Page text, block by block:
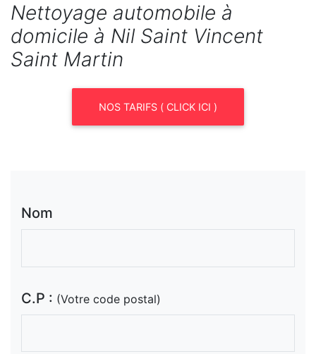
Nettoyage automobile à
domicile à Nil Saint Vincent
Saint Martin
NOS TARIFS ( CLICK ICI )
Nom
C.P : (Votre code postal)